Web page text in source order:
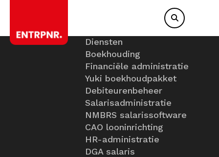
Diensten
Boekhouding
Financiële administratie
Yuki boekhoudpakket
Debiteurenbeheer
Salarisadministratie
NMBRS salarissoftware
CAO looninrichting
HR-administratie
DGA salaris